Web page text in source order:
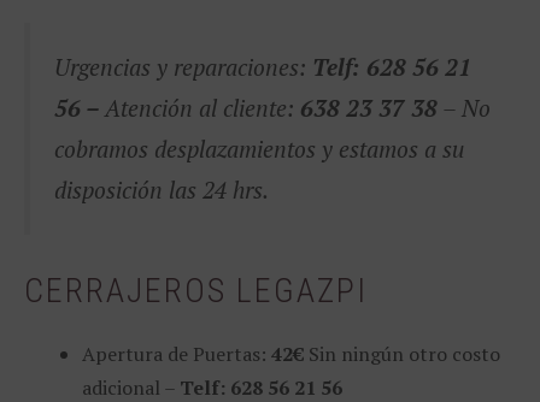
Urgencias y reparaciones: Telf: 628 56 21
56 –Atención al cliente: 638 23 37 38 – No
cobramos desplazamientos y estamos a su
disposición las 24 hrs.
CERRAJEROS LEGAZPI
Apertura de Puertas: 42€ Sin ningún otro costo
adicional – Telf: 628 56 21 56